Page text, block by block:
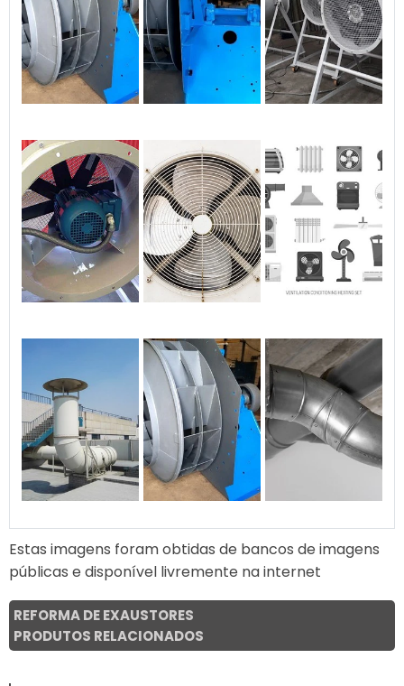
Estas imagens foram obtidas de bancos de imagens
públicas e disponível livremente na internet
REFORMA DE EXAUSTORES
PRODUTOS RELACIONADOS